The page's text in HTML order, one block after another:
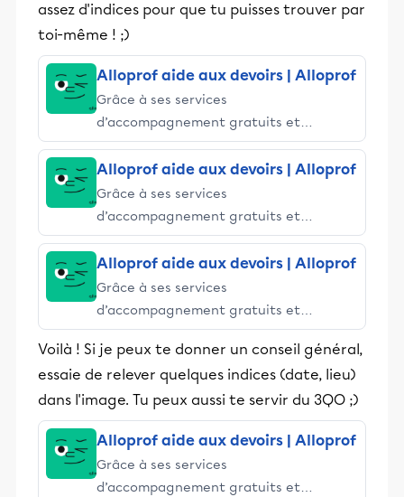
assez d'indices pour que tu puisses trouver par
toi-même ! ;)
Alloprof aide aux devoirs | Alloprof
Grâce à ses services
d’accompagnement gratuits et
stimulants, Alloprof engage les élèves
et leurs parents dans la réussite
éducative.
Alloprof aide aux devoirs | Alloprof
Grâce à ses services
d’accompagnement gratuits et
stimulants, Alloprof engage les élèves
et leurs parents dans la réussite
éducative.
Alloprof aide aux devoirs | Alloprof
Grâce à ses services
d’accompagnement gratuits et
stimulants, Alloprof engage les élèves
et leurs parents dans la réussite
éducative.
Voilà ! Si je peux te donner un conseil général,
essaie de relever quelques indices (date, lieu)
dans l'image. Tu peux aussi te servir du 3QO ;)
Alloprof aide aux devoirs | Alloprof
Grâce à ses services
d’accompagnement gratuits et